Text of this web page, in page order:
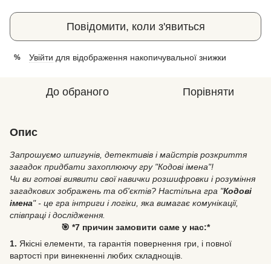
Повідомити, коли з'явиться
% Увійти для відображення накопичувальної знижки
До обраного Порівняти
Опис
Запрошуємо шпигунів, детективів і майстрів розкриття
загадок придбати захоплюючу гру "Кодові імена"!
Чи ви готові виявити свої навички розшифровки і розуміння
загадкових зображень та об'єктів? Настільна гра "Кодові
імена" - це гра інтриги і логіки, яка вимагає комунікації,
співпраці і дослідження.
🎯 *7 причин замовити саме у нас:*
1. Якісні елементи, та гарантія повернення гри, і повної
вартості при винекненні любих складнощів.